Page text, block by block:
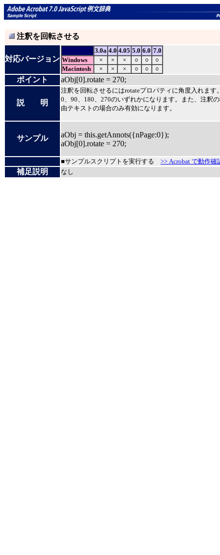
注釈を回転させる
対応バージョン
3.0a 4.0 4.05 5.0 6.0 7.0
Windows
× × × ○ ○
○
Macintosh
× × × ○ ○ ○
ポイント aObj[0].rotate = 270;
説 明
注釈を回転させるにはrotateプロパティに角度入れます
0、90、180、270のいずれかになります。また、注釈
由テキストの場合のみ有効になります。
サンプル
aObj = this.getAnnots({nPage:0});
aObj[0].rotate = 270;
■サンプルスクリプトを実行する >> Acrobat で動作確
補足説明 なし